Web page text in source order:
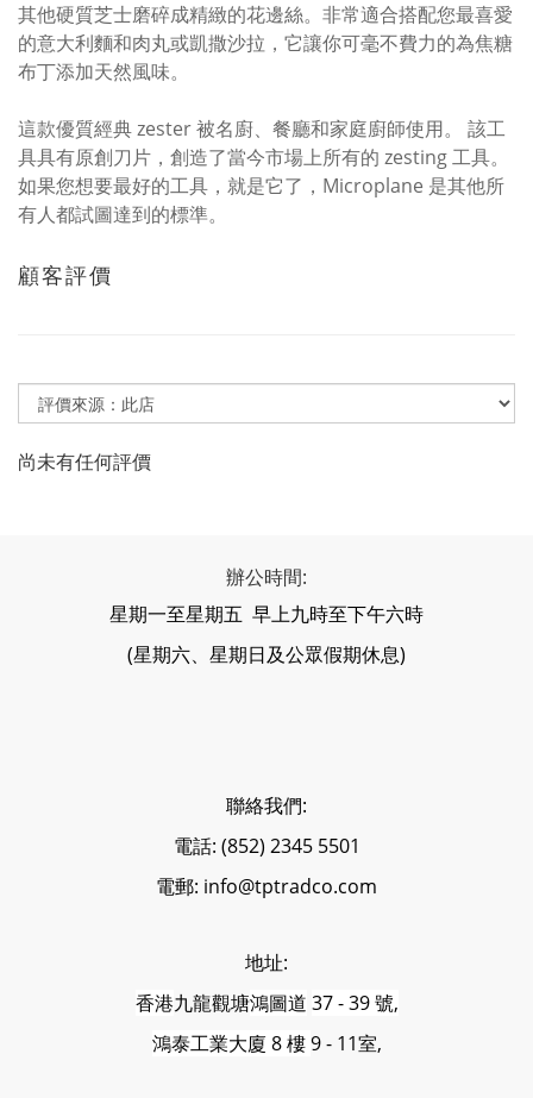
其他硬質芝士磨碎成精緻的花邊絲。非常適合搭配您最喜愛
的意大利麵和肉丸或凱撒沙拉，它讓你可毫不費力的為焦糖
布丁添加天然風味。
這款優質經典 zester 被名廚、餐廳和家庭廚師使用。 該工
具具有原創刀片，創造了當今市場上所有的 zesting 工具。
如果您想要最好的工具，就是它了，Microplane 是其他所
有人都試圖達到的標準。
顧客評價
尚未有任何評價
辦公時間:
星期一至星期五 早上九時至下午六時
(星期六、星期日及公眾假期休息)
聯絡我們:
電話: (852) 2345 5501
電郵: info@tptradco.com
地址:
香港九龍觀塘鴻圖道 37 - 39 號,
鴻泰工業大廈 8 樓9 - 11室,